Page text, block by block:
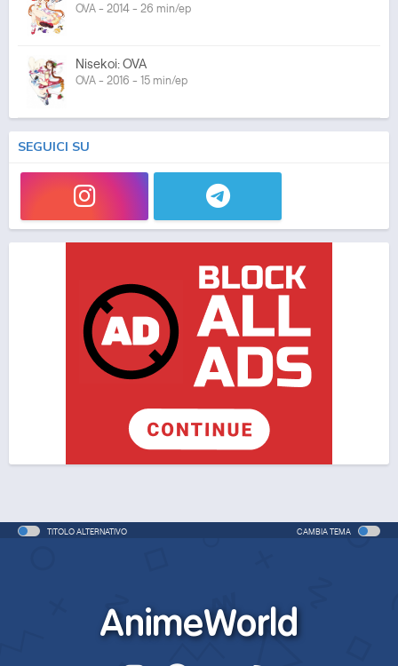
OVA - 2014 - 26 min/ep
Nisekoi: OVA
OVA - 2016 - 15 min/ep
SEGUICI SU
TITOLO ALTERNATIVO CAMBIA TEMA
AnimeWorld